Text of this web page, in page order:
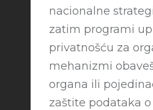
nacionalne
zatim programi
privatnošću za
mehanizmi
organa ili
zaštite podataka